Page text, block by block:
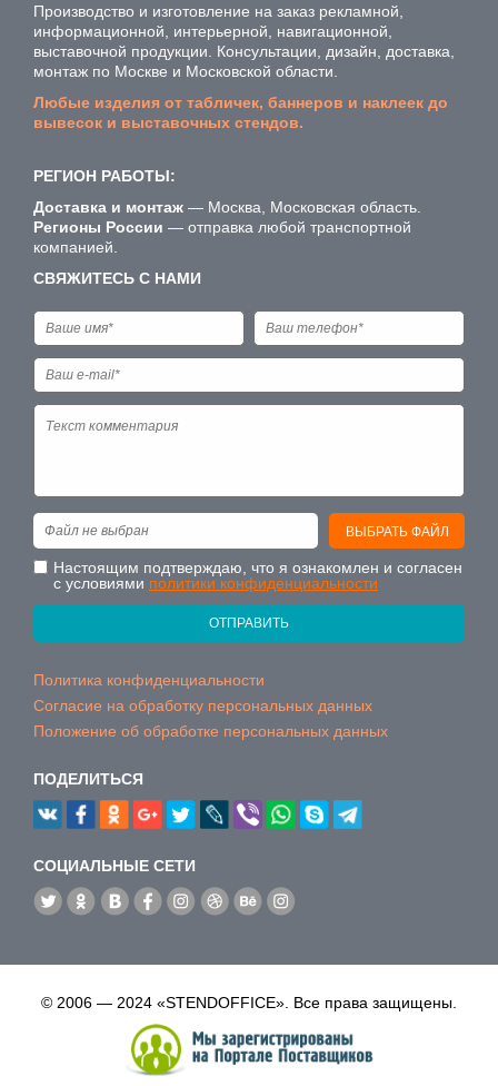
Производство и изготовление на заказ рекламной,
информационной, интерьерной, навигационной,
выставочной продукции. Консультации, дизайн, доставка,
монтаж по Москве и Московской области.
Любые изделия от табличек, баннеров и наклеек до
вывесок и выставочных стендов.
РЕГИОН РАБОТЫ:
Доставка и монтаж — Москва, Московская область.
Регионы России — отправка любой транспортной
компанией.
СВЯЖИТЕСЬ С НАМИ
ВЫБРАТЬ ФАЙЛ
Файл не выбран
Настоящим подтверждаю, что я ознакомлен и согласен
с условиями политики конфиденциальности
ОТПРАВИТЬ
Политика конфиденциальности
Согласие на обработку персональных данных
Положение об обработке персональных данных
ПОДЕЛИТЬСЯ
CОЦИАЛЬНЫЕ СЕТИ
© 2006 — 2024 «STENDOFFICE». Все права защищены.